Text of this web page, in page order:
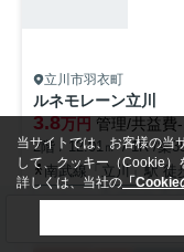
立川市羽衣町
ルネモレーン立川
3.8万円 管理/共益費-
2階 / 12.01㎡ / 1R /築
南武線「立川」駅 徒
エアコン 電気有
当サイトでは、お客様の当
して、クッキー（Cookie）
詳しくは、当社の「Cookie